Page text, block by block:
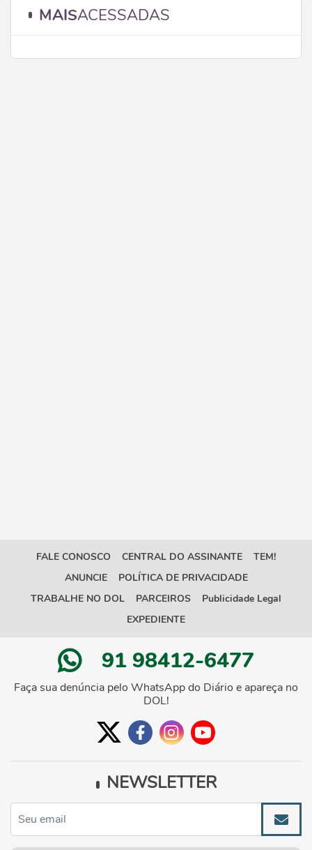
MAISACESSADAS
FALE CONOSCO CENTRAL DO ASSINANTE
TEM!
ANUNCIE
POLÍTICA DE PRIVACIDADE
TRABALHE NO DOL
PARCEIROS
Publicidade Legal
EXPEDIENTE
91 98412-6477
Faça sua denúncia pelo WhatsApp do Diário e apareça no
DOL!
NEWSLETTER